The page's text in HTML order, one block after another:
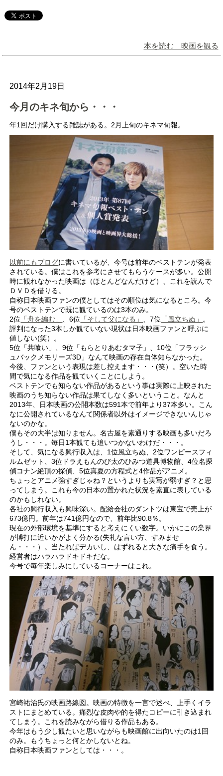
本を読む 映画を観る
2014年2月19日
今月のキネ旬から・・・
年1回だけ購入する雑誌がある。2月上旬のキネマ旬報。
以前にもブログに書いているが、今号は前年のベストテンが発表
されている。僕はこれを参考にさせてもらうケースが多い。公開
時に観れなかった映画は（ほとんどなんだけど）、これを読んで
ＤＶＤを借りる。
自称日本映画ファンの僕としてはその順位は気になるところ。今
号のベストテンで既に観ているのは3本のみ。
2位 「舟を編む」 、6位 「そして父になる」 、7位 「風立ちぬ」 。
評判になった3本しか観ていない現状は日本映画ファンと呼ぶに
値しない(笑）。
5位「共喰い」、9位「もらとりあむタマ子」、10位「フラッシ
ュバックメモリーズ3D」なんて映画の存在自体知らなかった。
今後、ファンという表現は差し控えます・・・(笑）。空いた時
間で気になる作品を観ていくことにしよう。
ベストテンでも知らない作品があるという事は実際に上映された
映画のうち知らない作品は果てしなく多いということ。なんと
2013年、日本映画の公開本数は591本で前年より37本多い。こん
なに公開されているなんて関係者以外はイメージできないんじゃ
ないのかな。
僕もその大半は知りません。名古屋を素通りする映画も多いだろ
うし・・・。毎日1本観ても追いつかないわけだ・・・。
そして、気になる興行収入は、1位風立ちぬ、2位ワンピースフィ
ルムゼット、3位ドラえもんのび太のひみつ道具博物館、4位名探
偵コナン絶頂の探偵、5位真夏の方程式と4作品がアニメ。
ちょっとアニメ強すぎじゃね？というよりも実写が弱すぎ？と思
ってしまう。これも今の日本の置かれた状況を素直に表している
のかもしれない。
各社の興行収入も興味深い。配給会社のダントツは東宝で売上が
673億円。前年は741億円なので、前年比90.8％。
現在の外部環境を基準にすると考えにくい数字。いかにこの業界
が博打に近いかがよく分かる(失礼な言い方、すみませ
ん・・・）。当たればデカいし、はずれると大きな痛手を食う。
経営者はハラハラドキドキだな。
今号で毎年楽しみにしているコーナーはこれ。
宮崎祐治氏の映画路線図。映画の特徴を一言で述べ、上手くイラ
ストにまとめている。痛烈な皮肉や的を得たコピーに引き込まれ
てしまう。これを読みながら借りる作品もある。
今年はもう少し観たいと思いながらも映画館に出向いたのは1回
のみ。もうちょっと何とかしないとね。
自称日本映画ファンとしては・・・。